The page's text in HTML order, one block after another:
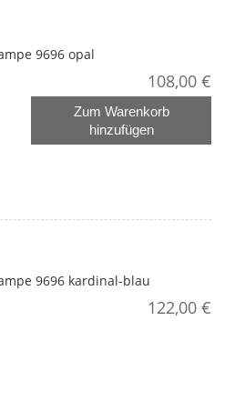
9696 opal
108,00 €
Zum Warenkorb
hinzufügen
9696 kardinal-blau
122,00 €